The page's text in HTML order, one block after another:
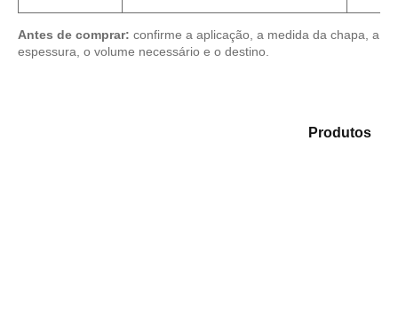
Antes de comprar: confirme a aplicação, a medida da chapa, a
espessura, o volume necessário e o destino.
Produtose